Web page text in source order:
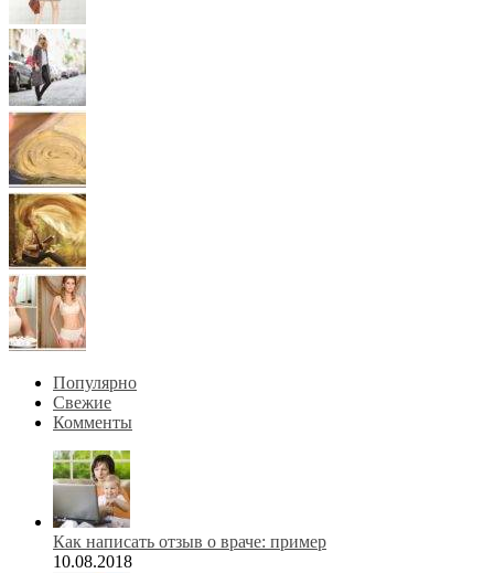
Популярно
Свежие
Комменты
Как написать отзыв о враче: пример
10.08.2018